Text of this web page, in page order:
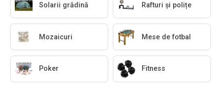
Solarii grădină Rafturi și polițe
Mozaicuri Mese de fotbal
Poker Fitness